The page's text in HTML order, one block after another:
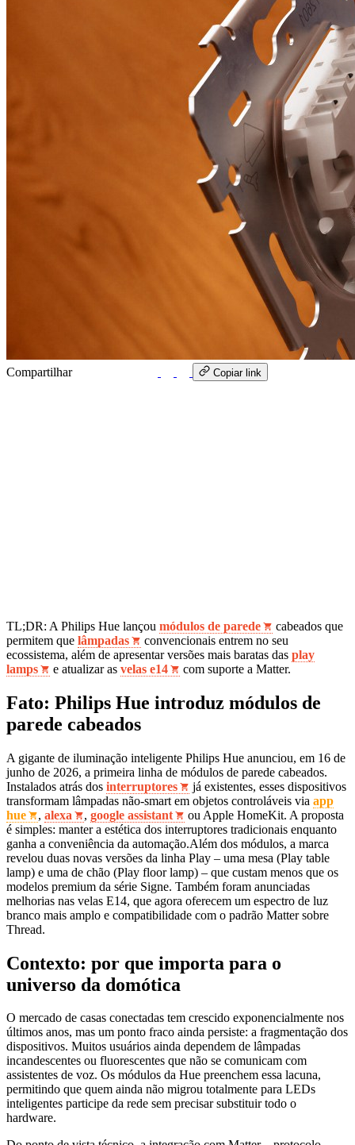
Compartilhar Copiar link
TL;DR: A Philips Hue lançou módulos de parede
cabeados que
permitem que lâmpadas
convencionais entrem no seu
ecossistema, além de apresentar versões mais baratas das play
lamps
e atualizar as velas e14 com suporte a Matter.
Fato: Philips Hue introduz módulos de
parede cabeados
A gigante de iluminação inteligente Philips Hue anunciou, em 16 de
junho de 2026, a primeira linha de módulos de parede cabeados.
Instalados atrás dos interruptores
já existentes, esses dispositivos
transformam lâmpadas não‑smart em objetos controláveis via app
hue
, alexa , google assistant
ou Apple HomeKit. A proposta
é simples: manter a estética dos interruptores tradicionais enquanto
ganha a conveniência da automação.Além dos módulos, a marca
revelou duas novas versões da linha Play – uma mesa (Play table
lamp) e uma de chão (Play floor lamp) – que custam menos que os
modelos premium da série Signe. Também foram anunciadas
melhorias nas velas E14, que agora oferecem um espectro de luz
branco mais amplo e compatibilidade com o padrão Matter sobre
Thread.
Contexto: por que importa para o
universo da domótica
O mercado de casas conectadas tem crescido exponencialmente nos
últimos anos, mas um ponto fraco ainda persiste: a fragmentação dos
dispositivos. Muitos usuários ainda dependem de lâmpadas
incandescentes ou fluorescentes que não se comunicam com
assistentes de voz. Os módulos da Hue preenchem essa lacuna,
permitindo que quem ainda não migrou totalmente para LEDs
inteligentes participe da rede sem precisar substituir todo o
hardware.